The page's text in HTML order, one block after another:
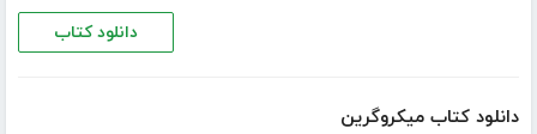
دانلود کتاب
دانلود کتاب میکروگرین